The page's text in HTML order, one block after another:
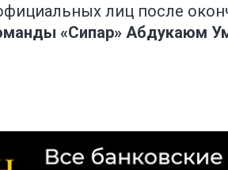
лиц после
«Сипар» Абдукаюм